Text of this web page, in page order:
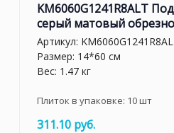
KM6060G1241R8ALT
серый матовый
Артикул:
Размер: 14*60 см
Вес: 1.47 кг
Плиток в упаковке: 10шт
311.10 руб.